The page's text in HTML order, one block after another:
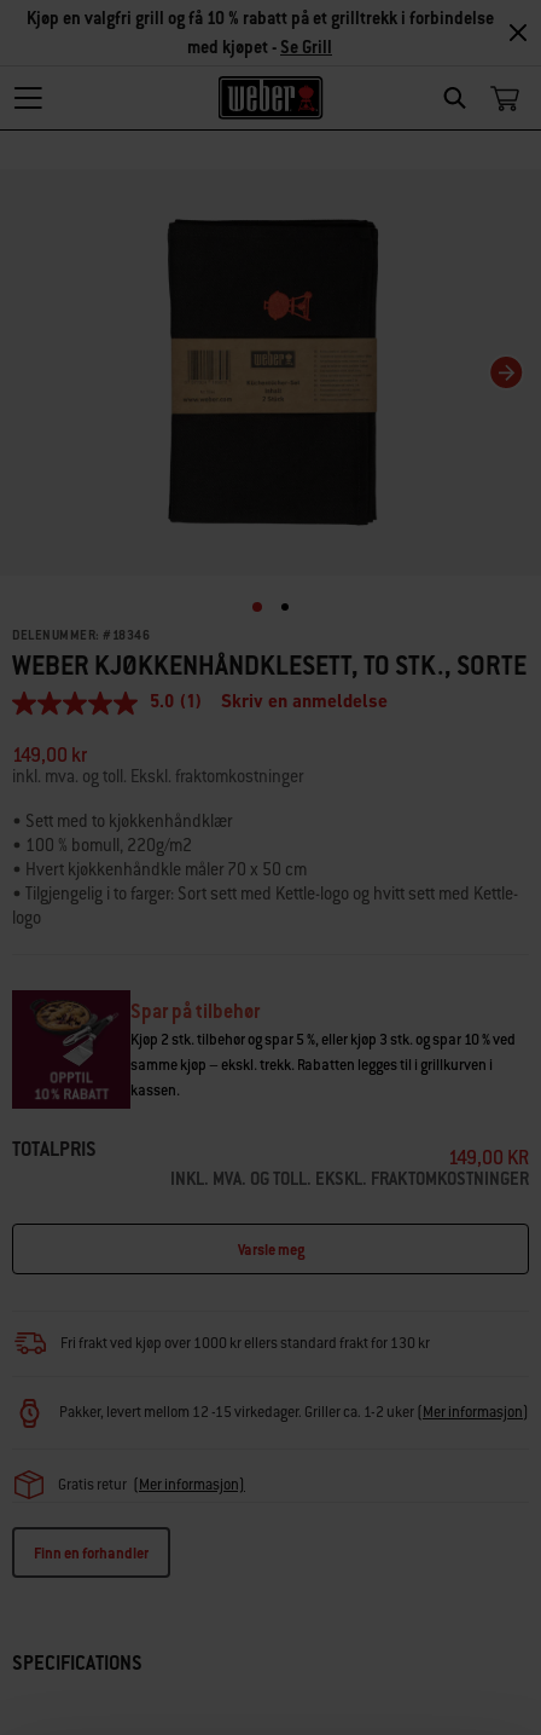
Search
Kjøp en valgfri grill og få 10 % rabatt på et grilltrekk i forbindelse
med kjøpet - Se Grill
DELENUMMER: # 18346
WEBER KJØKKENHÅNDKLESETT, TO STK., SORTE
5.0
5
stjerner,
gjennomsnittlig
vurderingsverdi.
Read
a
Review.
Samme
sidelenke.
5.0 (1) Skriv en anmeldelse
149,00 kr
inkl. mva. og toll. Ekskl. fraktomkostninger
• Sett med to kjøkkenhåndklær
• 100 % bomull, 220g/m2
• Hvert kjøkkenhåndkle måler 70 x 50 cm
• Tilgjengelig i to farger: Sort sett med Kettle-logo og hvitt sett med Kettle-
logo
Spar på tilbehør
Kjøp 2 stk. tilbehør og spar 5 %, eller kjøp 3 stk. og spar 10 % ved
samme kjøp – ekskl. trekk. Rabatten legges til i grillkurven i
kassen.
TOTALPRIS 149,00 KR
INKL. MVA. OG TOLL. EKSKL. FRAKTOMKOSTNINGER
Varsle meg
Fri frakt ved kjøp over 1000 kr ellers standard frakt for 130 kr
Pakker, levert mellom 12 -15 virkedager. Griller ca. 1-2 uker(Mer informasjon)
Gratis retur (Mer informasjon)
Finn en forhandler
SPECIFICATIONS